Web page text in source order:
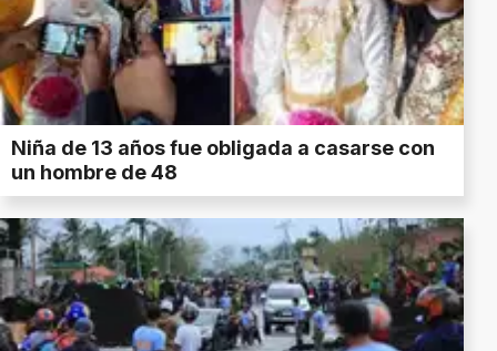
Niña de 13 años fue obligada a casarse con
un hombre de 48